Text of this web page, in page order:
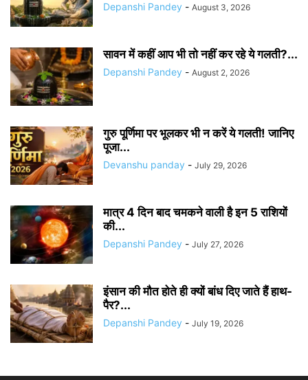
Depanshi Pandey - August 3, 2026
सावन में कहीं आप भी तो नहीं कर रहे ये गलती?...
Depanshi Pandey - August 2, 2026
गुरु पूर्णिमा पर भूलकर भी न करें ये गलती! जानिए
पूजा...
Devanshu panday - July 29, 2026
मात्र 4 दिन बाद चमकने वाली है इन 5 राशियों
की...
Depanshi Pandey - July 27, 2026
इंसान की मौत होते ही क्यों बांध दिए जाते हैं हाथ-
पैर?...
Depanshi Pandey - July 19, 2026